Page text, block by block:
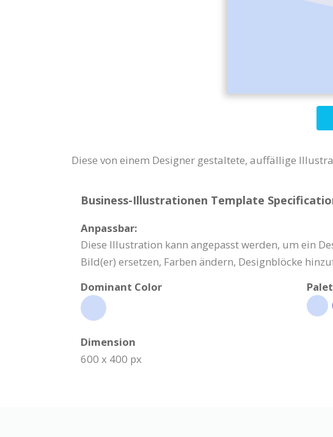
Diese von einem Designer gestaltete, auffällige
Business-Illustrationen Template
Anpassbar:
Diese Illustration kann angepasst werden, um ein
Bild(er) ersetzen, Farben ändern, Designblöcke
Dominant Color
Dimension
600 x 400 px